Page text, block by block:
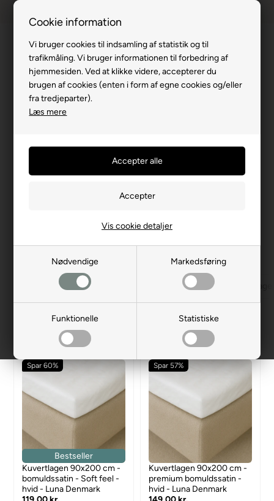
Cookie information
Vi bruger cookies til indsamling af statistik og til
trafikmåling. Vi bruger informationen til forbedring af
hjemmesiden. Ved at klikke videre, accepterer du
brugen af cookies (enten i form af egne cookies og/eller
fra tredjeparter).
Læs mere
Nødvendige Markedsføring
Funktionelle Statistiske
Vis cookie detaljer
Du er her:Lagner/Lagen størrelse /Lagen 90x200
Lagen 90x200 cm - Stort udvalg online
skal både lagen størrelsen og lagen typen overvejes, når du
er på jagt efter et nyt lagen. Derfor har vi hos SoveLand.dk et
stort udvalg af Lagner i forskellige størrelser og typer, som
passer til de fleste senge og madrasser.
Vilkår og betingelser gælder
Lagen 80x200 Lagen 100x200
Filtrer produkter
Spar 60%
Bestseller
Kuvertlagen 90x200 cm -
bomuldssatin - Soft feel -
hvid - Luna Denmark
Spar 57%
Kuvertlagen 90x200 cm -
premium bomuldssatin -
hvid - Luna Denmark